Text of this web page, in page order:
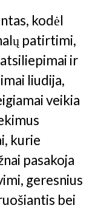
kodėl
patirtimi,
ir
liudija,
veikia
kurie
pasakoja
geresnius
bei